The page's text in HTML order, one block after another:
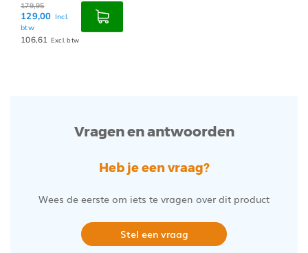
179,95
129,00 Incl.
btw
106,61 Excl. btw
Vragen en antwoorden
Heb je een vraag?
Wees de eerste om iets te vragen over dit product
Stel een vraag